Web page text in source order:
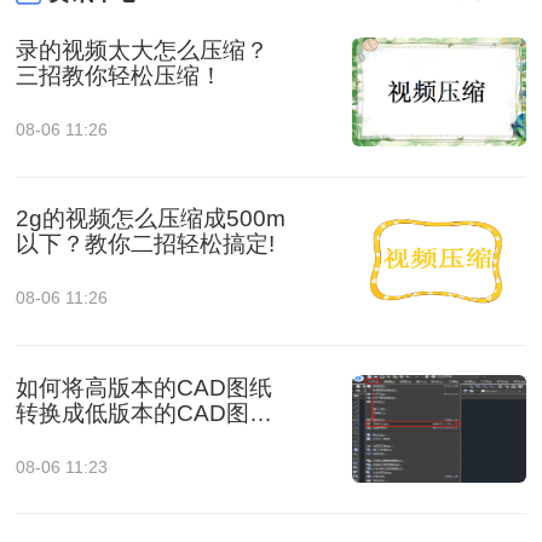
录的视频太大怎么压缩？
三招教你轻松压缩！
08-06 11:26
2g的视频怎么压缩成500m
以下？教你二招轻松搞定!
08-06 11:26
如何将高版本的CAD图纸
转换成低版本的CAD图
08-06 11:23